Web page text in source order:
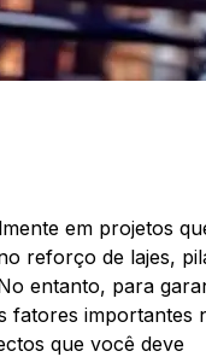
em projetos
reforço de lajes,
entanto, para
fatores importantes
que você deve